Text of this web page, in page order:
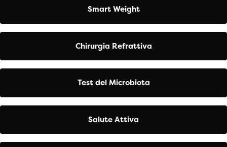
Smart Weight
Chirurgia Refrattiva
Test del Microbiota
Salute Attiva